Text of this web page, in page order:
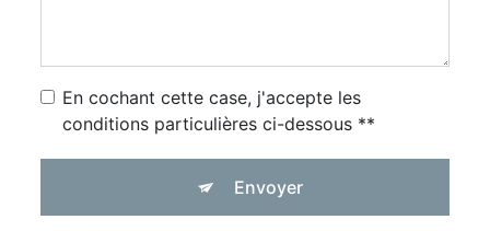
En cochant cette case, j'accepte les
conditions particulières ci-dessous **
Envoyer